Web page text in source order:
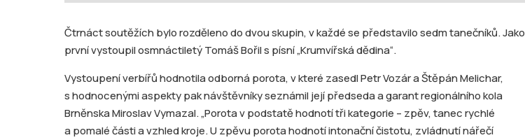
Čtrnáct soutěžích bylo rozděleno do dvou skupin, v každé se představilo sedm tanečníků. Jako
první vystoupil osmnáctiletý Tomáš Bořil s písní „Krumvířská dědina“.
Vystoupení verbířů hodnotila odborná porota, v které zasedl Petr Vozár a Štěpán Melichar,
s hodnocenými aspekty pak návštěvníky seznámil její předseda a garant regionálního kola
Brněnska Miroslav Vymazal. „Porota v podstatě hodnotí tři kategorie – zpěv, tanec rychlé
a pomalé části a vzhled kroje. U zpěvu porota hodnotí intonační čistotu, zvládnutí nářečí